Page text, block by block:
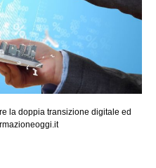
la doppia transizione digitale ed